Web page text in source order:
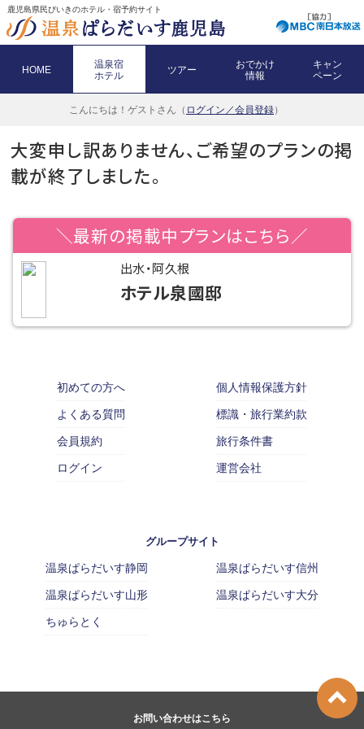
鹿児島県民びいきのホテル・宿予約サイト
HOME
温泉宿
ホテル
ツアー
おでかけ
情報
キャン
ペーン
こんにちは！ ゲストさん（ ログイン／会員登録）
大変申し訳ありません、ご希望のプランの掲
載が終了しました。
＼最新の掲載中プランはこちら／
出水・阿久根
ホテル泉國邸
初めての方へ
よくある質問
会員規約
ログイン
個人情報保護方針
標識・旅行業約款
旅行条件書
運営会社
グループサイト
温泉ぱらだいす静岡
温泉ぱらだいす山形
ちゅらとく
温泉ぱらだいす信州
温泉ぱらだいす大分
お問い合わせはこちら